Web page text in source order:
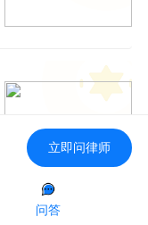
立即问律师
问答